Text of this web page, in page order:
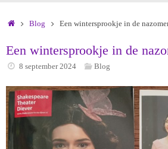
HomeBlog Een wintersprookje in de
Een wintersprookje in de
8 september 2024 Blog